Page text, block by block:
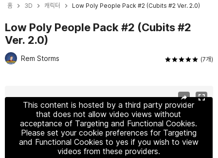
홈 3D 캐릭터 Low Poly People Pack #2 (Cubits #2 Ver. 2.0)
Low Poly People Pack #2 (Cubits #2
Ver. 2.0)
Rem Storms (7개)
This content is hosted by a third party provider
that does not allow video views without
acceptance of Targeting and Functional Cookies.
Please set your cookie preferences for Targeting
and Functional Cookies to yes if you wish to view
videos from these providers.